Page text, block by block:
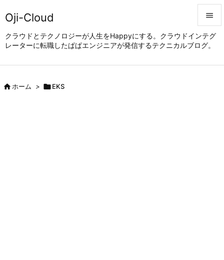
Oji-Cloud
クラウドとテクノロジーが人生をHappyにする。クラウドインテグ
レーターに転職したぱぱエンジニアが発信するテクニカルブログ。


メニュ
ホーム > EKS